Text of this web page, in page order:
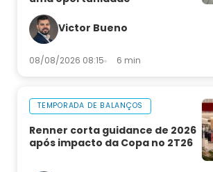
Victor Bueno
08/08/2026 08:15 6 min
TEMPORADA DE BALANÇOS
Renner corta guidance de 2026
após impacto da Copa no 2T26